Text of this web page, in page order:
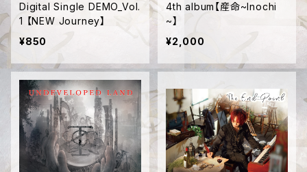
Digital Single DEMO_Vol.
1 【NEW Journey】
¥850
4th album【産命~Inochi
~】
¥2,000